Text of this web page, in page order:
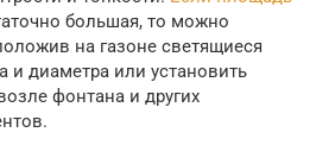
большая, то можно
на газоне светящиеся
и диаметра или установить
фонтана и других